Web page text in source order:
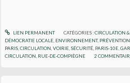
LIEN PERMANENT CATÉGORIES :CIRCULATION
DÉMOCRATIE LOCALE ENVIRONNEMENT,
PARIS ,CIRCULATION ,VOIRIE ,SÉCURITÉ PARIS-10E ,
CIRCULATION RUE-DE-COMPIÈGNE 2